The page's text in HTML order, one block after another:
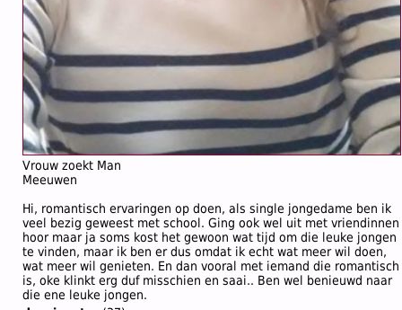
Vrouw zoekt Man
Meeuwen
Hi, romantisch ervaringen op doen, als single jongedame ben ik
veel bezig geweest met school. Ging ook wel uit met vriendinnen
hoor maar ja soms kost het gewoon wat tijd om die leuke jongen
te vinden, maar ik ben er dus omdat ik echt wat meer wil doen,
wat meer wil genieten. En dan vooral met iemand die romantisch
is, oke klinkt erg duf misschien en saai.. Ben wel benieuwd naar
die ene leuke jongen.